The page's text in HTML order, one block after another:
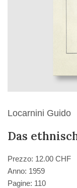
Locarnini Guido
Das
Prezzo: 12.00 CHF
Anno: 1959
Pagine: 110